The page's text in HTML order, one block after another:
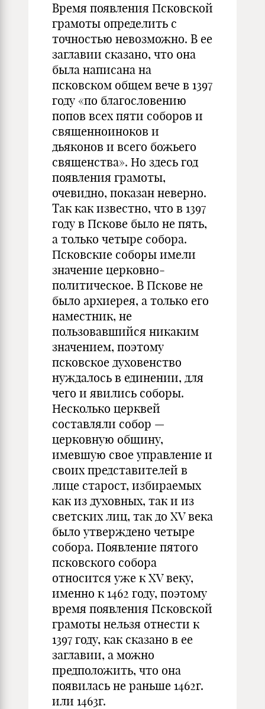
Время появления Псковской
грамоты определить с
точностью невозможно. В ее
заглавии сказано, что она
была написана на
псковском общем вече в 1397
году «по благословению
попов всех пяти соборов и
священноиноков и
дьяконов и всего божьего
священства». Но здесь год
появления грамоты,
очевидно, показан неверно.
Так как известно, что в 1397
году в Пскове было не пять,
а только четыре собора.
Псковские соборы имели
значение церковно-
политическое. В Пскове не
было архиерея, а только его
наместник, не
пользовавшийся никаким
значением, поэтому
псковское духовенство
нуждалось в единении, для
чего и явились соборы.
Несколько церквей
составляли собор —
церковную общину,
имевшую свое управление и
своих представителей в
лице старост, избираемых
как из духовных, так и из
светских лиц, так до XV века
было утверждено четыре
собора. Появление пятого
псковского собора
относится уже к XV веку,
именно к 1462 году, поэтому
время появления Псковской
грамоты нельзя отнести к
1397 году, как сказано в ее
заглавии, а можно
предположить, что она
появилась не раньше 1462г.
или 1463г.